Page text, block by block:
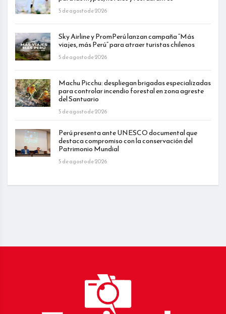
5 de agosto de 2026
Sky Airline y PromPerú lanzan campaña “Más
viajes, más Perú” para atraer turistas chilenos
5 de agosto de 2026
Machu Picchu: despliegan brigadas especializadas
para controlar incendio forestal en zona agreste
del Santuario
5 de agosto de 2026
Perú presenta ante UNESCO documental que
destaca compromiso con la conservación del
Patrimonio Mundial
5 de agosto de 2026